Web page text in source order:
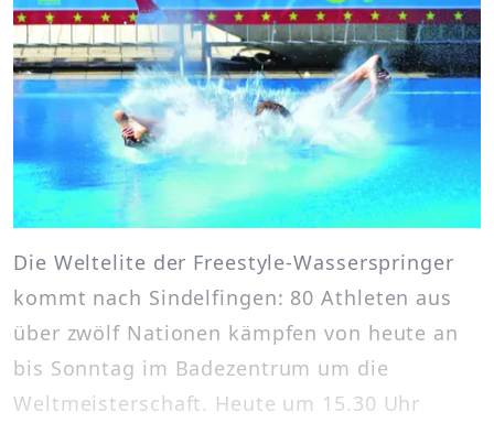
Die Weltelite der Freestyle-Wasserspringer
kommt nach Sindelfingen: 80 Athleten aus
über zwölf Nationen kämpfen von heute an
bis Sonntag im Badezentrum um die
Weltmeisterschaft. Heute um 15.30 Uhr